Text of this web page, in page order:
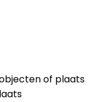
of plaats